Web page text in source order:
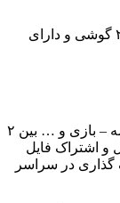
اضافه شدن قابلیت بازی کردن تحت شبکه بین ۲ گوشی و دارای
– زاپیا برنامه ای برای انتقال فایل – برنامه – بازی و … بین ۲
و اشتراک فایل
گذاری در سراسر